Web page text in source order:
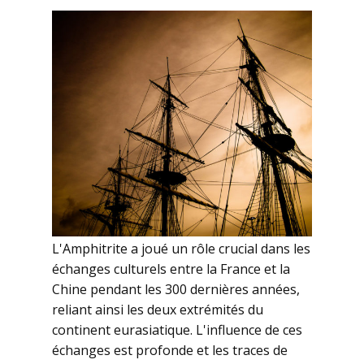
L'Amphitrite a joué un rôle crucial dans les
échanges culturels entre la France et la
Chine pendant les 300 dernières années,
reliant ainsi les deux extrémités du
continent eurasiatique. L'influence de ces
échanges est profonde et les traces de